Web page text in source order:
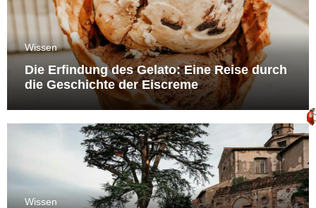
Wissen
Die Erfindung des Gelato: Eine Reise durch
die Geschichte der Eiscreme
Wissen